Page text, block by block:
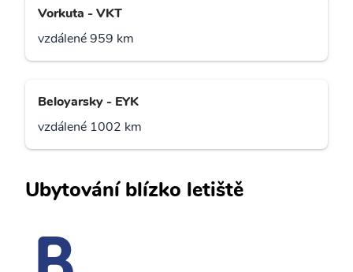
Vorkuta - VKT
vzdálené 959 km
Beloyarsky - EYK
vzdálené 1002 km
Ubytování blízko letiště